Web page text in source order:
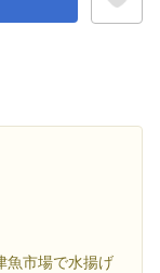
魚市場で水揚げ